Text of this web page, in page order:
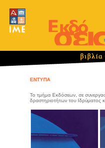
ΕΝΤΥΠΑ
Το τμήμα Εκδόσεων, σε
δραστηριοτήτων του Ιδρύματος